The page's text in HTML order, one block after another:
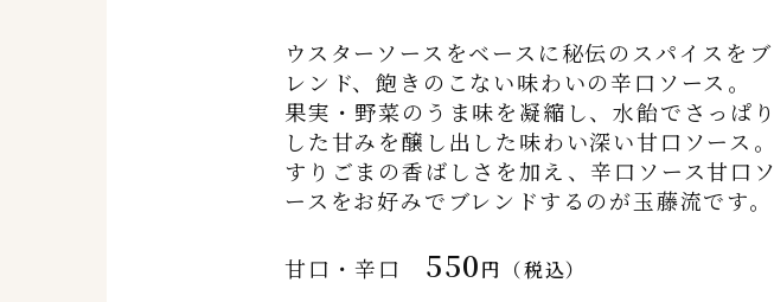
ウスターソースをベースに秘伝のスパイスをブ
レンド、飽きのこない味わいの辛口ソース。
果実・野菜のうま味を凝縮し、水飴でさっぱり
した甘みを醸し出した味わい深い甘口ソース。
すりごまの香ばしさを加え、辛口ソース甘口ソ
ースをお好みでブレンドするのが玉藤流です。
甘口・辛口 550円（税込）